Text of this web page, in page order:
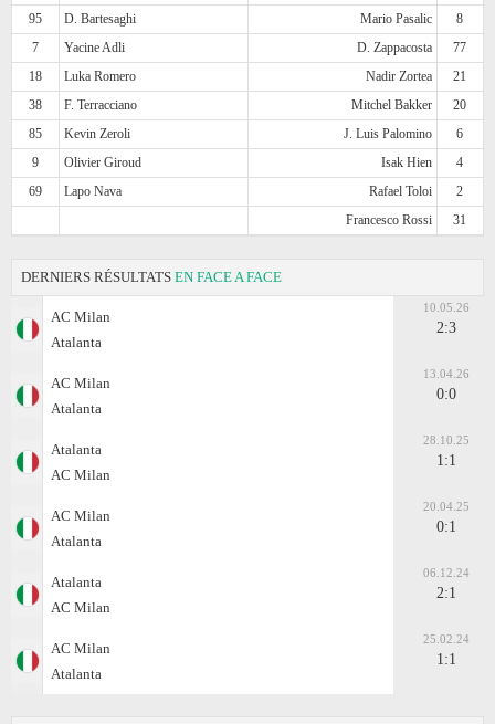
95 D. Bartesaghi Mario Pasalic
8
7
Yacine Adli D. Zappacosta
77
18
Luka Romero Nadir Zortea
21
38
F. Terracciano Mitchel Bakker
20
85
Kevin Zeroli J. Luis Palomino
6
9
Olivier Giroud Isak Hien
4
69
Lapo Nava Rafael Toloi
2
Francesco Rossi
31
DERNIERS RÉSULTATS EN FACE A FACE
AC Milan
Atalanta
10.05.26
2:3
AC Milan
Atalanta
13.04.26
0:0
Atalanta
AC Milan
28.10.25
1:1
AC Milan
Atalanta
20.04.25
0:1
Atalanta
AC Milan
06.12.24
2:1
AC Milan
Atalanta
25.02.24
1:1